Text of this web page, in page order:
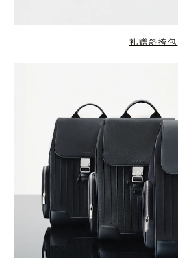
礼赠斜挎包